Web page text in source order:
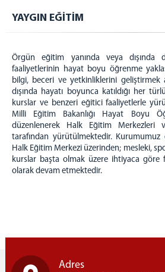
Örgün Eğitim
Yaygın Eğitim
Mesleki Eğitim
Kütüphane
Diğer Eğitim Faaliyetleri
PSİKO-SOS.YARD.SERV.
SOS.-KÜLT.DEST.HİZM.
Ziyaret ve Görüş
Grup Liderliği
YAYGIN EĞİTİM
Örgün eğitim yanında veya dışında
faaliyetlerinin hayat boyu öğrenme
bilgi, beceri ve yetkinliklerini geliştirmek
dışında hayatı boyunca katıldığı her
kurslar ve benzeri eğitici faaliyetlerle
Milli Eğitim Bakanlığı Hayat Boyu
düzenlenerek Halk Eğitim
tarafından yürütülmektedir.
Halk Eğitim Merkezi üzerinden; mesleki,
kurslar başta olmak üzere ihtiyaca göre
olarak devam etmektedir.
Adres